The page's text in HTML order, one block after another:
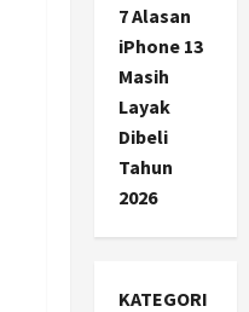
7 Alasan
iPhone 13
Masih
Layak
Dibeli
Tahun
2026
KATEGORI